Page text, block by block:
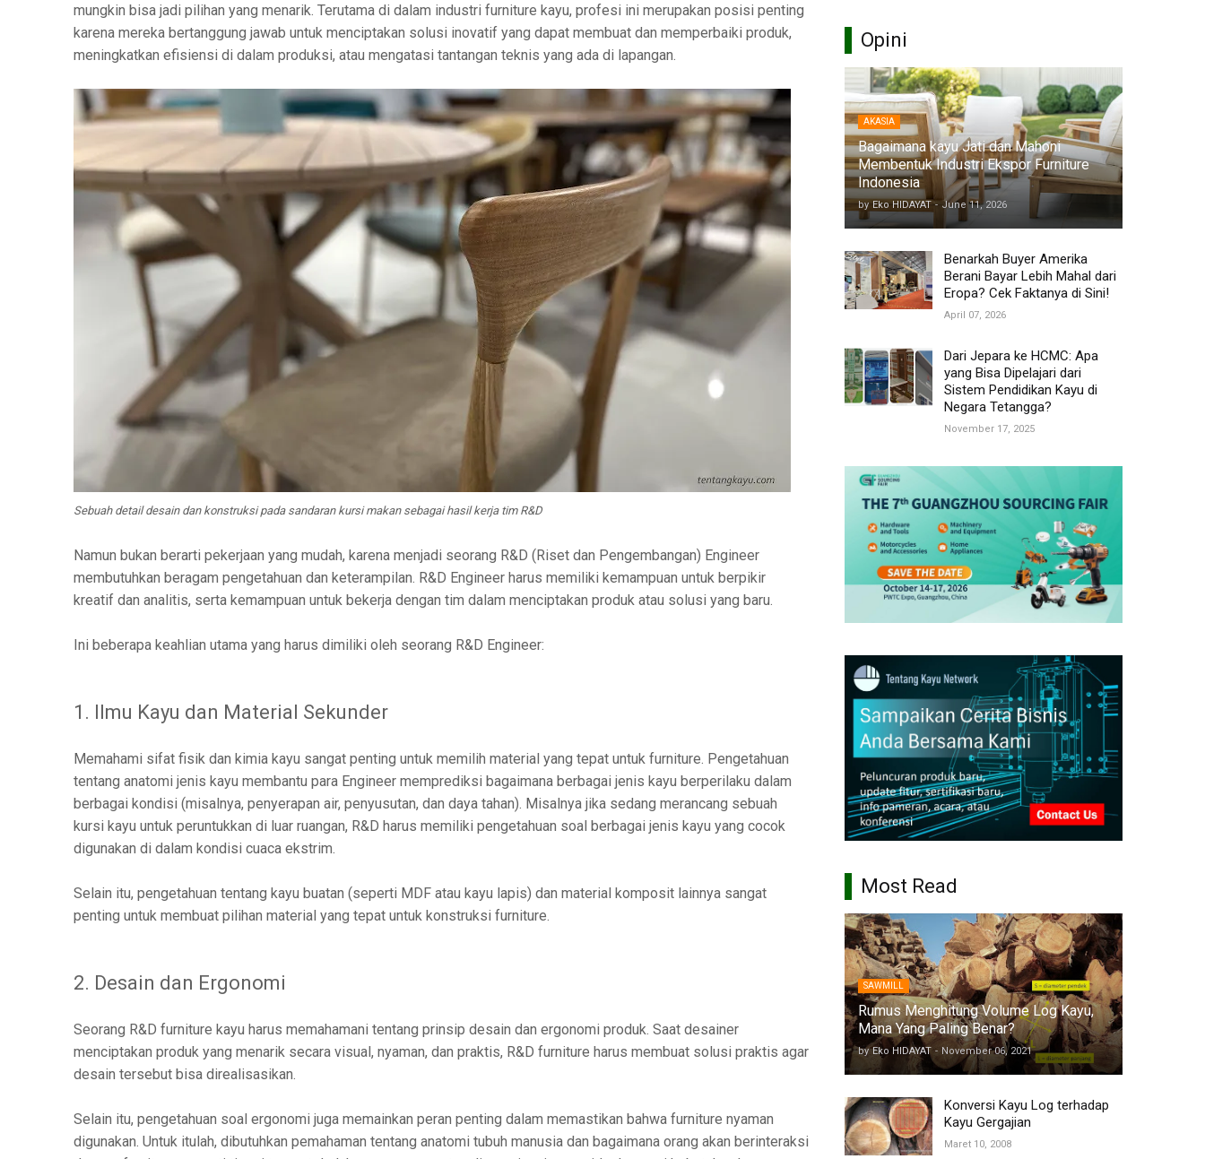
mungkin bisa jadi pilihan yang menarik. Terutama di dalam industri furniture kayu, profesi ini merupakan posisi penting
karena mereka bertanggung jawab untuk menciptakan solusi inovatif yang dapat membuat dan memperbaiki produk,
meningkatkan efisiensi di dalam produksi, atau mengatasi tantangan teknis yang ada di lapangan.
Sebuah detail desain dan konstruksi pada sandaran kursi makan sebagai hasil kerja tim R&D
Namun bukan berarti pekerjaan yang mudah, karena menjadi seorang R&D (Riset dan Pengembangan) Engineer
membutuhkan beragam pengetahuan dan keterampilan. R&D Engineer harus memiliki kemampuan untuk berpikir
kreatif dan analitis, serta kemampuan untuk bekerja dengan tim dalam menciptakan produk atau solusi yang baru.
Ini beberapa keahlian utama yang harus dimiliki oleh seorang R&D Engineer:
1. Ilmu Kayu dan Material Sekunder
Memahami sifat fisik dan kimia kayu sangat penting untuk memilih material yang tepat untuk furniture. Pengetahuan
tentang anatomi jenis kayu membantu para Engineer memprediksi bagaimana berbagai jenis kayu berperilaku dalam
berbagai kondisi (misalnya, penyerapan air, penyusutan, dan daya tahan). Misalnya jika sedang merancang sebuah
kursi kayu untuk peruntukkan di luar ruangan, R&D harus memiliki pengetahuan soal berbagai jenis kayu yang cocok
digunakan di dalam kondisi cuaca ekstrim.
Selain itu, pengetahuan tentang kayu buatan (seperti MDF atau kayu lapis) dan material komposit lainnya sangat
penting untuk membuat pilihan material yang tepat untuk konstruksi furniture.
2. Desain dan Ergonomi
Seorang R&D furniture kayu harus memahamani tentang prinsip desain dan ergonomi produk. Saat desainer
menciptakan produk yang menarik secara visual, nyaman, dan praktis, R&D furniture harus membuat solusi praktis agar
desain tersebut bisa direalisasikan.
Selain itu, pengetahuan soal ergonomi juga memainkan peran penting dalam memastikan bahwa furniture nyaman
digunakan. Untuk itulah, dibutuhkan pemahaman tentang anatomi tubuh manusia dan bagaimana orang akan berinteraksi
Opini
AKASIA
Bagaimana kayu Jati dan Mahoni
Membentuk Industri Ekspor Furniture
Indonesia
by Eko HIDAYAT - June 11, 2026
Benarkah Buyer Amerika
Berani Bayar Lebih Mahal dari
Eropa? Cek Faktanya di Sini!
April 07, 2026
Dari Jepara ke HCMC: Apa
yang Bisa Dipelajari dari
Sistem Pendidikan Kayu di
Negara Tetangga?
November 17, 2025
Most Read
SAWMILL
Rumus Menghitung Volume Log Kayu,
Mana Yang Paling Benar?
by Eko HIDAYAT - November 06, 2021
Konversi Kayu Log terhadap
Kayu Gergajian
Maret 10, 2008